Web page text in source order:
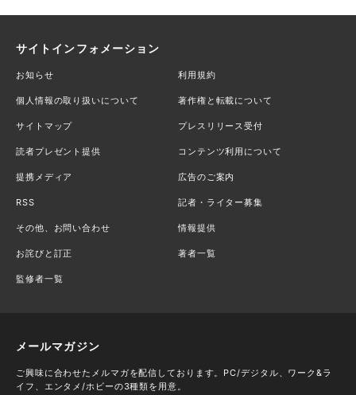
サイトインフォメーション
お知らせ 利用規約
個人情報の取り扱いについて 著作権と転載について
サイトマップ プレスリリース受付
読者プレゼント提供 コンテンツ利用について
提携メディア 広告のご案内
RSS 記者・ライター募集
その他、お問い合わせ 情報提供
お詫びと訂正 著者一覧
監修者一覧
メールマガジン
ご興味に合わせたメルマガを配信しております。PC/デジタル、ワーク&ラ
イフ、エンタメ/ホビーの3種類を用意。